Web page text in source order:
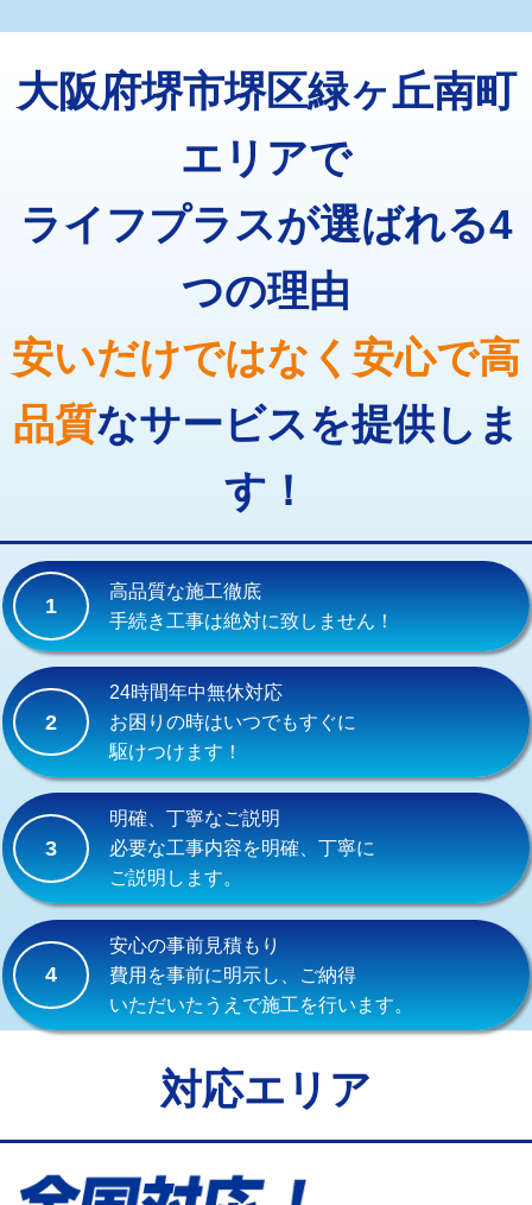
マス交換（深さ50㎝以上） 66,000円
コンクリート斫り（厚さ10㎝超え） 38,500円
モルタル補修（厚さ10㎝まで） 27,500円
16,500円
廃棄・処分 現場見積
トーラー機使用/3mまで 33,000円
追加トーラー機使用/3m超え +3,300円
8,800円
止水・漏水調査・防水処理・清掃・修
11,000円
止水・漏水調査・防水処理・清掃・修
22,000円
止水・漏水調査・防水処理・清掃・修
理・調整・分解・加工など（重作業）
33,000円
その他部品の脱着 8,800円～
交換・取付(単水栓（壁付・デッキ
式）)
13,200円+材料費
交換・取付(混合水栓（壁付・デッキ
式・ワンホール）)
16,500円+材料費
交換・取付(排水栓・排水トラップ
（P/S/ポップアップ））
交換・取付（その他部品）
持込商品取付（単水栓）
持込商品取付（混合水栓） 16,500円
持込商品取付（浄水器・分岐水栓） 16,500円
給水管工事※（ホール加工)
給水管工事※（バンド止め) 3,300円
給水管工事※（保温材使用（バンド止
5,500円
給水管工事※（土の掘削・埋め戻し作
業)
大阪府堺市堺区緑ヶ丘南町
エリアで
ライフプラスが選ばれる4
つの理由
安いだけではなく安心で高
品質なサービスを提供しま
す！
1
高品質な施工徹底
手続き工事は絶対に致しません！
2
24時間年中無休対応
お困りの時はいつでもすぐに
駆けつけます！
3
明確、丁寧なご説明
必要な工事内容を明確、丁寧に
ご説明します。
4
安心の事前見積もり
費用を事前に明示し、ご納得
いただいたうえで施工を行います。
対応エリア